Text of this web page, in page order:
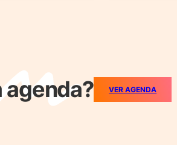
agenda? VER AGENDA